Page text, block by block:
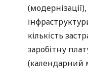
кількість
заробітну
(календарний